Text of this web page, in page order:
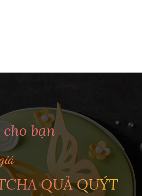
bạn
QUẢ QUÝT